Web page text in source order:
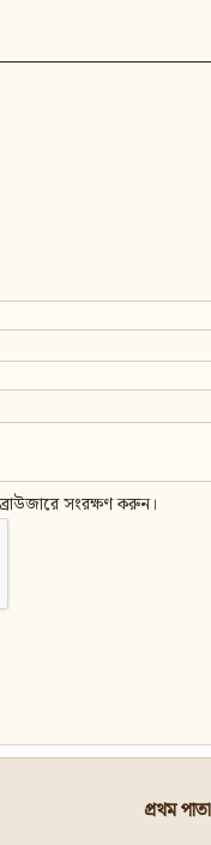
সংরক্ষণ করুন।
প্রথম পাতা